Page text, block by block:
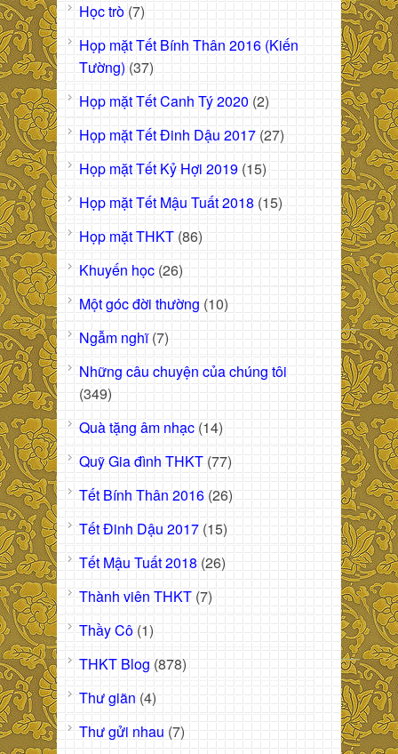
Học trò (7)
Họp mặt Tết Bính Thân 2016 (Kiến
Tường) (37)
Họp mặt Tết Canh Tý 2020 (2)
Họp mặt Tết Đinh Dậu 2017 (27)
Họp mặt Tết Kỷ Hợi 2019 (15)
Họp mặt Tết Mậu Tuất 2018 (15)
Họp mặt THKT (86)
Khuyến học (26)
Một góc đời thường (10)
Ngẫm nghĩ(7)
Những câu chuyện của chúng tôi
(349)
Quà tặng âm nhạc (14)
Quỹ Gia đình THKT (77)
Tết Bính Thân 2016 (26)
Tết Đinh Dậu 2017 (15)
Tết Mậu Tuất 2018 (26)
Thành viên THKT (7)
Thầy Cô (1)
THKT Blog (878)
Thư giãn (4)
Thư gửi nhau (7)